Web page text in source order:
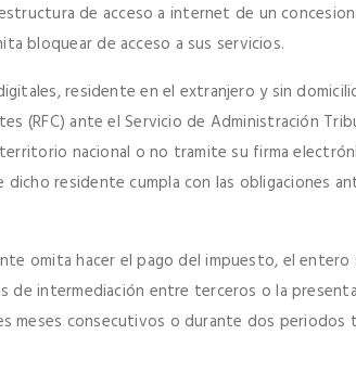
de acceso a internet de un
bloquear de acceso a sus servicios.
residente en el extranjero y sin
(RFC) ante el Servicio de Administración
nacional o no tramite su firma
residente cumpla con las obligaciones
omita hacer el pago del impuesto, el entero
intermediación entre terceros o la
meses consecutivos o durante dos periodos